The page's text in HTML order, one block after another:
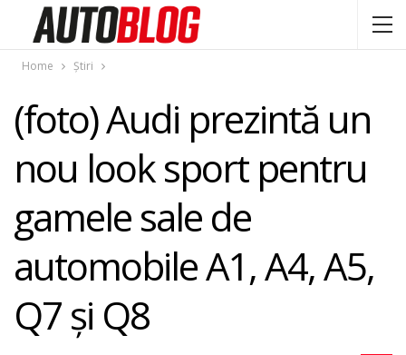
Home Știri
(foto) Audi prezintă un
nou look sport pentru
gamele sale de
automobile A1, A4, A5,
Q7 și Q8